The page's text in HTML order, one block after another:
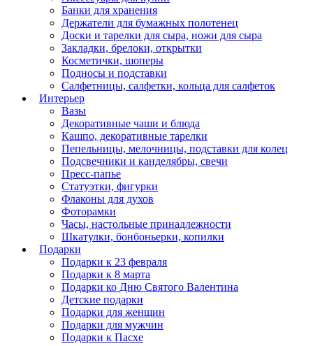
Банки для хранения
Держатели для бумажных полотенец
Доски и тарелки для сыра, ножи для сыра
Закладки, брелоки, открытки
Косметички, шоперы
Подносы и подставки
Салфетницы, салфетки, кольца для салфеток
Интерьер
Вазы
Декоративные чаши и блюда
Кашпо, декоративные тарелки
Пепельницы, мелочницы, подставки для колец
Подсвечники и канделябры, свечи
Пресс-папье
Статуэтки, фигурки
Флаконы для духов
Фоторамки
Часы, настольные принадлежности
Шкатулки, бонбоньерки, копилки
Подарки
Подарки к 23 февраля
Подарки к 8 марта
Подарки ко Дню Святого Валентина
Детские подарки
Подарки для женщин
Подарки для мужчин
Подарки к Пасхе